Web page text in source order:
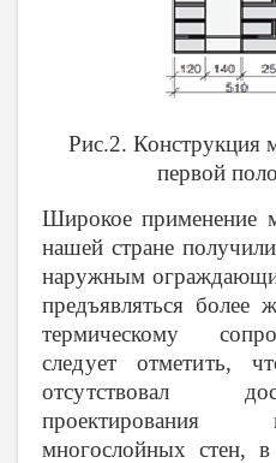
Рис.2. Конструкция
первой
Широкое применение
нашей стране
наружным
предъявляться более
термическому
следует отметить,
отсутствовал
проектирования
многослойных стен,